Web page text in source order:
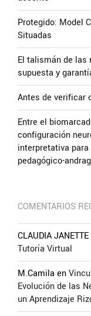
Protegido: Model
Situadas
El talismán de las
supuesta y
Antes de verificar
Entre el
configuración
interpretativa
pedagógico-
COMENTARIOS
CLAUDIA
Tutoría Virtual
M.Camila en
Evolución de las
un Aprendizaje